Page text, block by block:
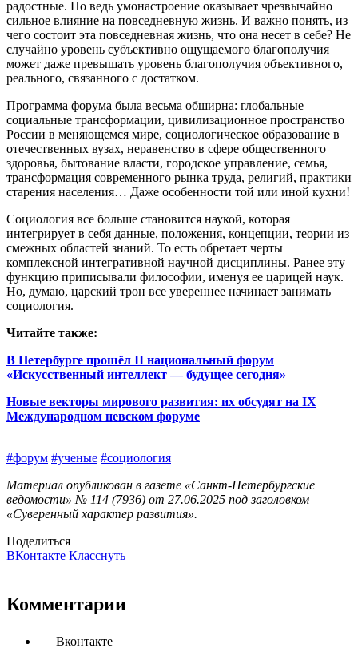
радостные. Но ведь умонастроение оказывает чрезвычайно
сильное влияние на повседневную жизнь. И важно понять, из
чего состоит эта повседневная жизнь, что она несет в себе? Не
случайно уровень субъективно ощущаемого благополучия
может даже превышать уровень благополучия объективного,
реального, связанного с достатком.
Программа форума была весьма обширна: глобальные
социальные трансформации, цивилизационное пространство
России в меняющемся мире, социологическое образование в
отечественных вузах, неравенство в сфере общественного
здоровья, бытование власти, городское управление, семья,
трансформация современного рынка труда, религий, практики
старения населения… Даже особенности той или иной кухни!
Социология все больше становится наукой, которая
интегрирует в себя данные, положения, концепции, теории из
смежных областей знаний. То есть обретает черты
комплексной интегративной научной дисциплины. Ранее эту
функцию приписывали философии, именуя ее царицей наук.
Но, думаю, царский трон все увереннее начинает занимать
социология.
Читайте также:
В Петербурге прошёл II национальный форум
«Искусственный интеллект — будущее сегодня»
Новые векторы мирового развития: их обсудят на IХ
Международном невском форуме
#форум #ученые #социология
Материал опубликован в газете «Санкт-Петербургские
ведомости» № 114 (7936) от 27.06.2025 под заголовком
«Суверенный характер развития».
Поделиться
ВКонтакте Класснуть
Комментарии
Вконтакте